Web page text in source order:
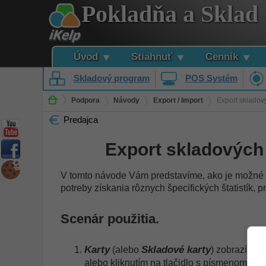
Pokladňa a Sklad
Úvod Stiahnuť Cenník
Skladový program POS Systém
Podpora Návody Export / Import Export
Predajca
Export
V tomto návode Vám predstavíme, ako je
potreby získania rôznych špecifických štatistík,
Scenár použitia.
Karty(alebo Skladové karty) zobrazíte
alebo kliknutím na tlačidlo s písmenom K